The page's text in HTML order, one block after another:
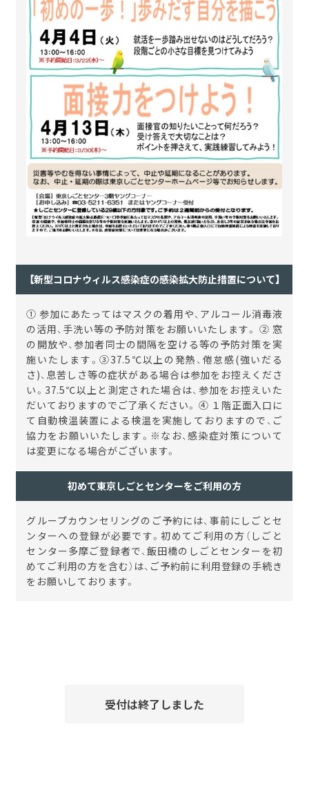
【新型コロナウィルス感染症の感染拡大防止措置について】
① 参加にあたってはマスクの着用や、アルコール消毒液
の活用、手洗い等の予防対策をお願いいたします。 ② 窓
の開放や、参加者同士の間隔を空ける等の予防対策を実
施いたします。③37.5℃以上の発熱、倦怠感(強いだる
さ)、息苦しさ等の症状がある場合は参加をお控えくださ
い。37.5℃以上と測定された場合は、参加をお控えいた
だいておりますのでご了承ください。 ④ １階正面入口に
て自動検温装置による検温を実施しておりますので、ご
協力をお願いいたします。※なお、感染症対策について
は変更になる場合がございます。
初めて東京しごとセンターをご利用の方
グループカウンセリングのご予約には、事前にしごとセ
ンターへの登録が必要です。初めてご利用の方（しごと
センター多摩ご登録者で、飯田橋のしごとセンターを初
めてご利用の方を含む）は、ご予約前に利用登録の手続き
をお願いしております。
受付は終了しました